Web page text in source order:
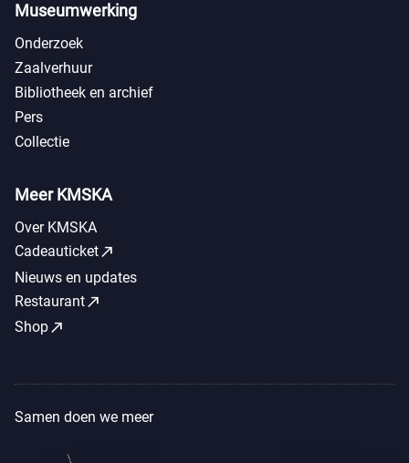
Museumwerking
Onderzoek
Zaalverhuur
Bibliotheek en archief
Pers
Collectie
Meer KMSKA
Over KMSKA
Cadeauticketcall_made
Nieuws en updates
Restaurantcall_made
Shopcall_made
Samen doen we meer